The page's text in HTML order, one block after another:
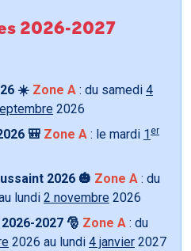
2026-2027
☀️ Zone A : du samedi 4
2026
🎒 Zone A : le mardi 1 er
2026 🎃 Zone A : du
lundi 2 novembre 2026
2027 🎅 Zone A : du
2026 au lundi 4 janvier 2027